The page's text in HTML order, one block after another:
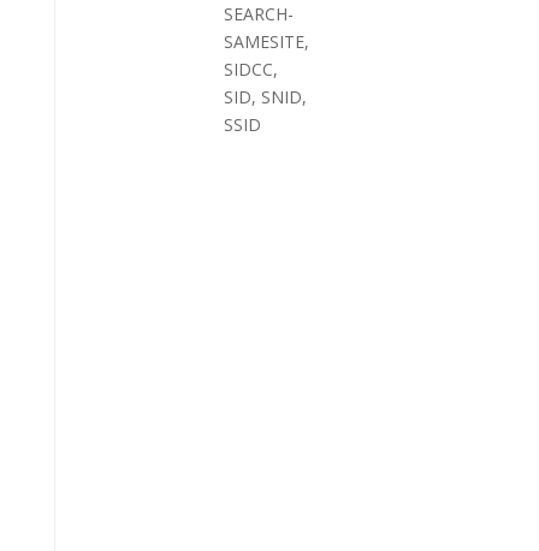
SEARCH-
SAMESITE,
SIDCC,
SID, SNID,
SSID